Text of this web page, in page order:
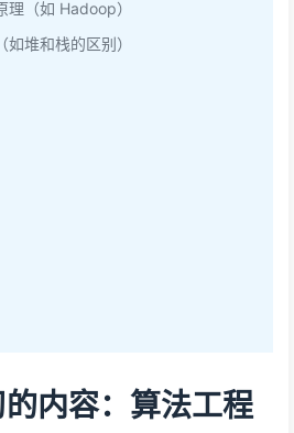
理（如 Hadoop）
堆和栈的区别）
内容：算法工程